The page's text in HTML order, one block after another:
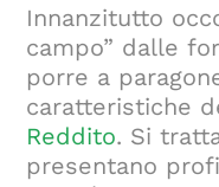
Innanzitutto
campo” dalle
porre a
caratteristiche
Reddito. Si
presentano